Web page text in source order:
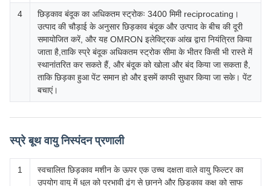
4
छिड़काव बंदूक का अधिकतम स्ट्रोकः 3400 मिमी reciprocating।
उत्पाद की चौड़ाई के अनुसार छिड़काव बंदूक और उत्पाद के बीच की दूरी
समायोजित करें, और यह OMRON इलेक्ट्रिक आंख द्वारा नियंत्रित किया
जाता है,ताकि स्प्रे बंदूक अधिकतम स्ट्रोक सीमा के भीतर किसी भी रास्ते में
स्थानांतरित कर सकते हैं, और बंदूक को खोला और बंद किया जा सकता है,
ताकि छिड़का हुआ पेंट समान हो और इसमें काफी सुधार किया जा सके। पेंट
बचाएं।
स्प्रे बूथ वायु निस्पंदन प्रणाली
1
स्वचालित छिड़काव मशीन के ऊपर एक उच्च दक्षता वाले वायु फिल्टर का
उपयोग वायु में धूल को प्रभावी ढंग से छानने और छिड़काव कक्ष को साफ